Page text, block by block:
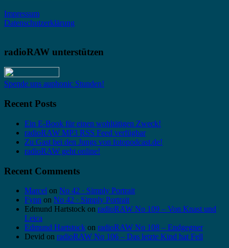
Impressum
Datenschutzerklärung
radioRAW unterstützen
Spende uns auphonic Stunden!
Recent Posts
Ein E-Book für einen wohltätigen Zweck!
radioRAW MP3 RSS Feed verfügbar
Zu Gast bei den Jungs von fotopodcast.de!
radioRAW geht online!
Recent Comments
Marcel on No 42 · Simply Portrait
Fynn on No 42 · Simply Portrait
Edmund Hartstock on radioRAW No 109 – Von Knast und
Leica
Edmund Hartstock on radioRAW No 108 – Endgegner
Devid on radioRAW No 106 – Das letzte Kind hat Fell